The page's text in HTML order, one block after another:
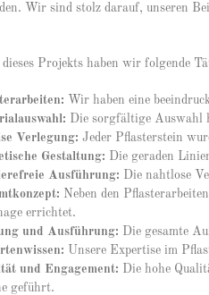
Wir sind stolz darauf, unseren
dieses Projekts haben wir folgende
Wir haben eine
Die sorgfältige Auswahl
Verlegung: Jeder Pflasterstein
Gestaltung: Die geraden
Ausführung: Die nahtlose
Neben den
errichtet.
und Ausführung: Die gesamte
Unsere Expertise im
und Engagement: Die hohe
geführt.